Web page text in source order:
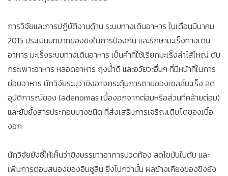
การวิจัยและการปฏิบัติงานด้าน ระบบทางเดินอาหาร ในเดือนมีนาคม
2015 ประเมินบทบาทของขิงในการป้องกัน และรักษามะเร็งทางเดิน
อาหาร มะเร็งระบบทางเดินอาหาร เป็นคำที่ใช้เรียกมะเร็งลำไส้ใหญ่ ตับ
กระเพาะอาหาร หลอดอาหาร ถุงน้ำดี และอวัยวะอื่นๆ ที่มีหน้าที่ในการ
ย่อยอาหาร นักวิจัยระบุว่าขิงอาจกระตุ้นการตายของเซลล์มะเร็ง ลด
อุบัติการณ์ของ (adenomas เนื้องอกจากต่อมหรือส่วนที่คล้ายต่อม)
และยับยั้งสารประกอบบางชนิด ที่ส่งเสริมการเจริญเติบโตของเนื้อ
งอก
นักวิจัยยังชี้ให้เห็นว่าขิงบรรเทาอาการปวดท้อง ลดไขมันในตับ และ
เพิ่มการตอบสนองของอินซูลิน ยิ่งไปกว่านั้น ผลข้างเคียงของขิงยัง